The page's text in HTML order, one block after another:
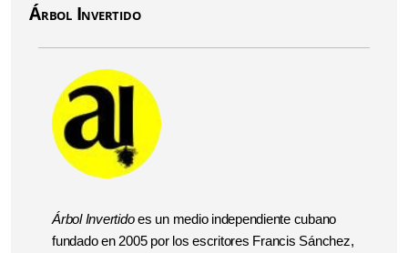
Árbol Invertido
Árbol Invertidoes un medio independiente cubano
fundado en 2005 por los escritores Francis Sánchez,